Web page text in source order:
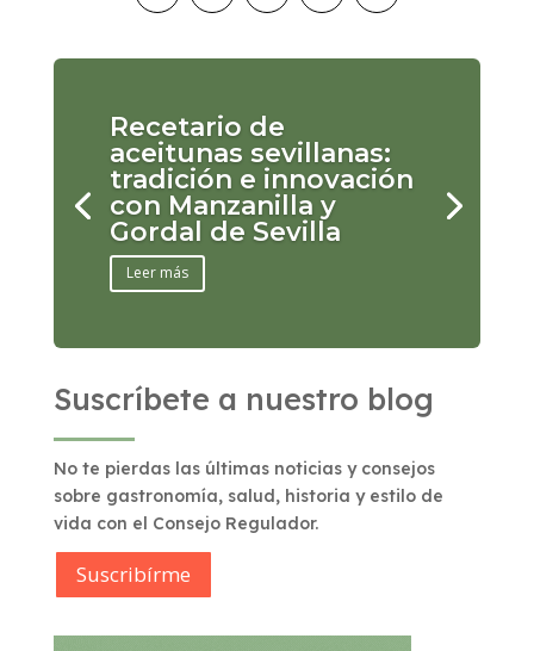
Recetario de
aceitunas sevillanas:
tradición e innovación
con Manzanilla y
Gordal de Sevilla
Leer más
Suscríbete a nuestro blog
No te pierdas las últimas noticias y consejos
sobre gastronomía, salud, historia y estilo de
vida con el Consejo Regulador.
Suscribírme